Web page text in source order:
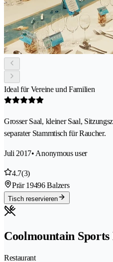
Ideal für Vereine und Familien
Grosser Saal, kleiner Saal,
separater Stammtisch für Raucher.
Juli 2017• Anonymous user
4.7(3)
Prär 19496 Balzers
Tisch reservieren
Coolmountain
Restaurant